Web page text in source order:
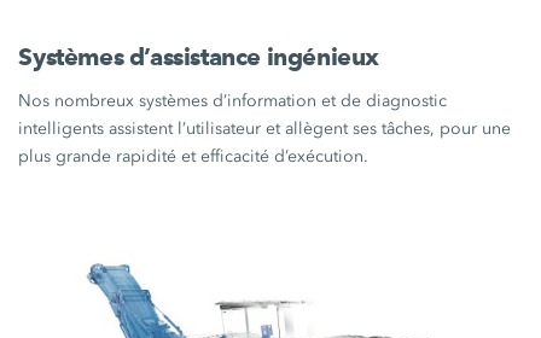
Systèmes d’assistance ingénieux
Nos nombreux systèmes d’information et de diagnostic
intelligents assistent l’utilisateur et allègent ses tâches, pour une
plus grande rapidité et efficacité d’exécution.